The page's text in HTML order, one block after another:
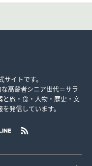
イトです。
高齢者シニア世代＝サラ
旅・食・人物・歴史・文
発信しています。